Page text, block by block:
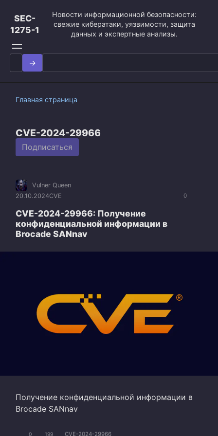
контенту
SEC-
1275-1
Новости информационной безопасности:
свежие кибератаки, уязвимости, защита
данных и экспертные анализы.
Search
for:
Главная страница
CVE-2024-29966
Подписаться
0
Vulner Queen
20.10.2024CVE
CVE-2024-29966: Получение
конфиденциальной информации в
Brocade SANnav
Получение конфиденциальной информации в
Brocade SANnav
0 199 CVE-2024-29966